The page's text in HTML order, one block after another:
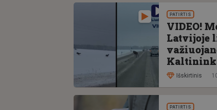
PATIRTIS
VIDEO!
Latvijoje
Išskirtinis
PATIRTIS